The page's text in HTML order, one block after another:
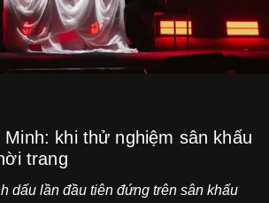
Minh: khi thử nghiệm sân khấu
trang
dấu lần đầu tiên đứng trên sân khấu